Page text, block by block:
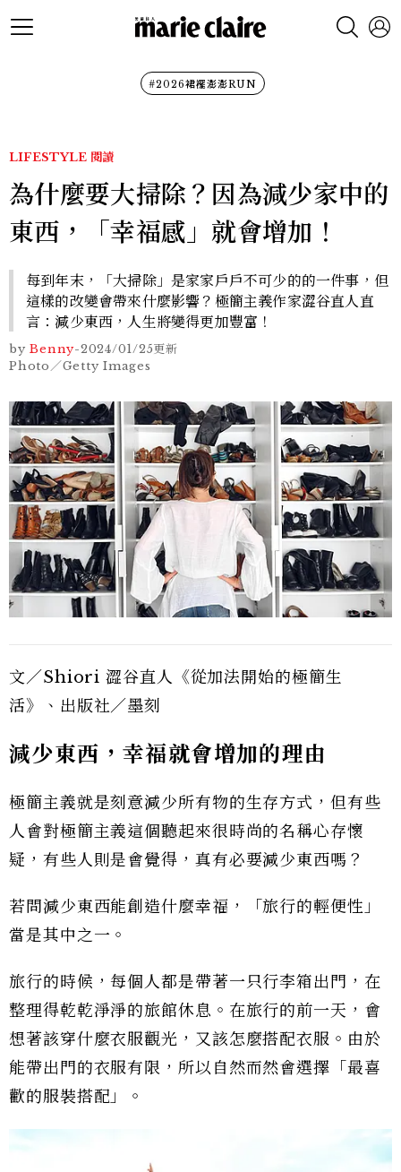
#2026裙襬澎澎RUN
LIFESTYLE 閱讀
為什麼要大掃除？因為減少家中的
東西，「幸福感」就會增加！
每到年末，「大掃除」是家家戶戶不可少的的一件事，但
這樣的改變會帶來什麼影響？極簡主義作家澀谷直人直
言：減少東西，人生將變得更加豐富！
by Benny-2024/01/25更新
Photo／Getty Images
文／Shiori 澀谷直人《從加法開始的極簡生
活》、出版社／墨刻
減少東西，幸福就會增加的理由
極簡主義就是刻意減少所有物的生存方式，但有些
人會對極簡主義這個聽起來很時尚的名稱心存懷
疑，有些人則是會覺得，真有必要減少東西嗎？
若問減少東西能創造什麼幸福，「旅行的輕便性」
當是其中之一。
旅行的時候，每個人都是帶著一只行李箱出門，在
整理得乾乾淨淨的旅館休息。在旅行的前一天，會
想著該穿什麼衣服觀光，又該怎麼搭配衣服。由於
能帶出門的衣服有限，所以自然而然會選擇「最喜
歡的服裝搭配」。